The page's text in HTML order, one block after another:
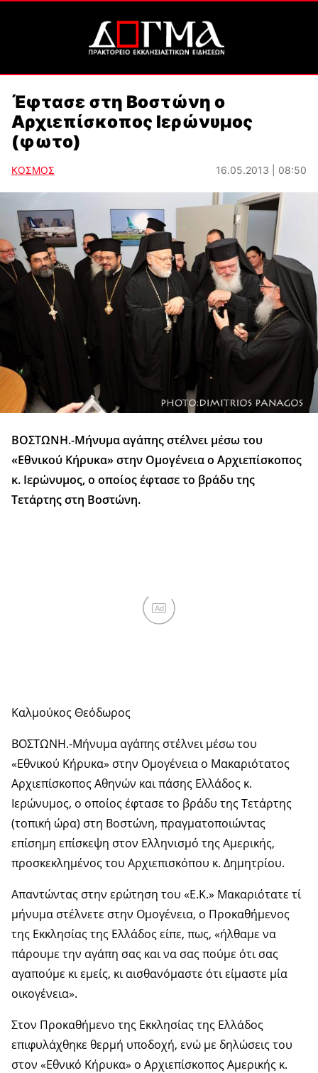
Έφτασε στη Βοστώνη ο
Αρχιεπίσκοπος Ιερώνυμος
(φωτο)
ΚΟΣΜΟΣ 16.05.2013 | 08:50
ΒΟΣΤΩΝΗ.-Μήνυμα αγάπης στέλνει μέσω του
«Εθνικού Κήρυκα» στην Ομογένεια ο Αρχιεπίσκοπος
κ. Ιερώνυμος, ο οποίος έφτασε το βράδυ της
Τετάρτης στη Βοστώνη.
Ad
Καλμούκος Θεόδωρος
ΒΟΣΤΩΝΗ.-Μήνυμα αγάπης στέλνει μέσω του
«Εθνικού Κήρυκα» στην Ομογένεια ο Μακαριότατος
Αρχιεπίσκοπος Αθηνών και πάσης Ελλάδος κ.
Ιερώνυμος, ο οποίος έφτασε το βράδυ της Τετάρτης
(τοπική ώρα) στη Βοστώνη, πραγματοποιώντας
επίσημη επίσκεψη στον Ελληνισμό της Αμερικής,
προσκεκλημένος του Αρχιεπισκόπου κ. Δημητρίου.
Απαντώντας στην ερώτηση του «Ε.Κ.» Μακαριότατε τί
μήνυμα στέλνετε στην Ομογένεια, ο Προκαθήμενος
της Εκκλησίας της Ελλάδος είπε, πως, «ήλθαμε να
πάρουμε την αγάπη σας και να σας πούμε ότι σας
αγαπούμε κι εμείς, κι αισθανόμαστε ότι είμαστε μία
οικογένεια».
Στον Προκαθήμενο της Εκκλησίας της Ελλάδος
επιφυλάχθηκε θερμή υποδοχή, ενώ με δηλώσεις του
στον «Εθνικό Κήρυκα» ο Αρχιεπίσκοπος Αμερικής κ.